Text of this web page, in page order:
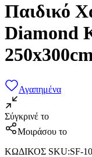
Παιδικό
Diamond
Αγαπημένα
Σύγκρινέ το
Μοιράσου το
ΚΩΔΙΚΟΣ SKU:SF-